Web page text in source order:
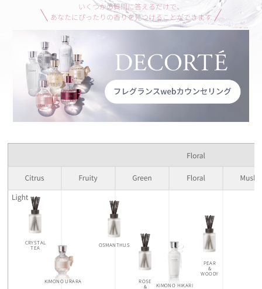
いくつかの質問に答えるだけで、
あなたにぴったりの香りを見つけることができます
KIMONO URARA
KIMONO HIKARI
CRYSTAL
TEA
OSMANTHUS
PEAR
&
WOODY
ROSE
&